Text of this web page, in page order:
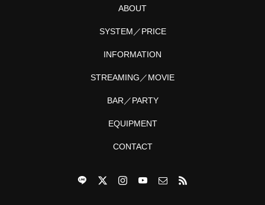
ABOUT
SYSTEM／PRICE
INFORMATION
STREAMING／MOVIE
BAR／PARTY
EQUIPMENT
CONTACT